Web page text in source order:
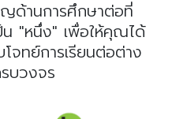
ด้านการศึกษาต่อที่
น "หนึ่ง" เพื่อให้คุณได้
จทย์การเรียนต่อต่าง
บวงจร